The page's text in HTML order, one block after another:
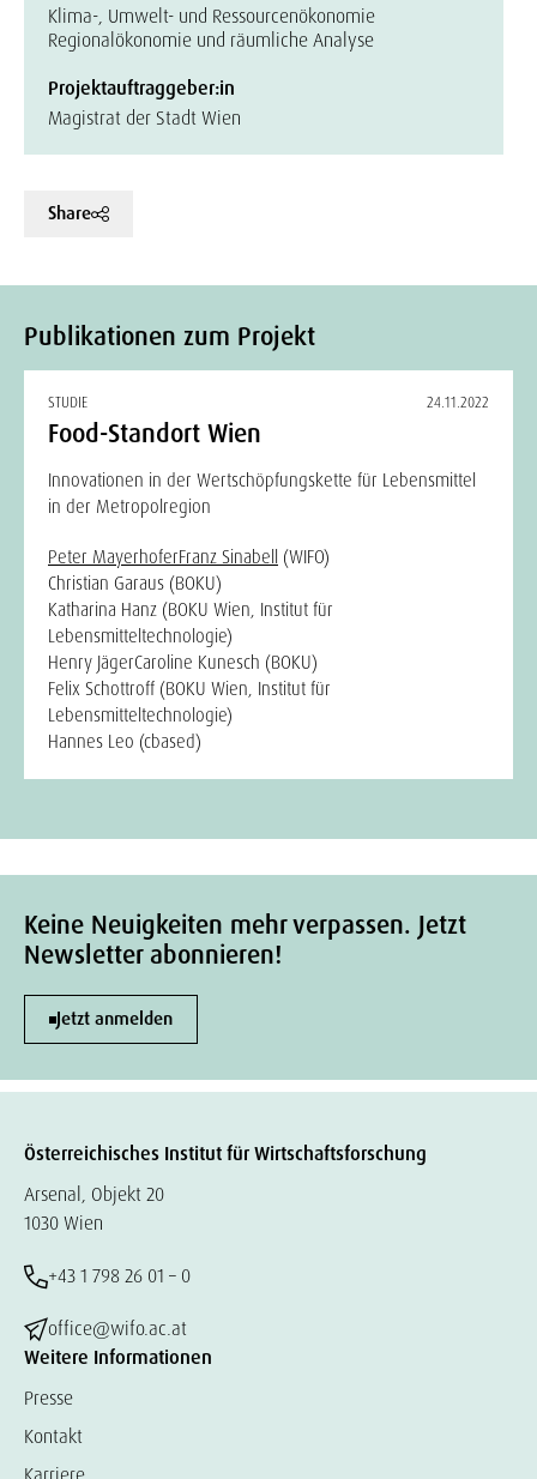
Klima-, Umwelt- und Ressourcenökonomie
Regionalökonomie und räumliche Analyse
Projektauftraggeber:in
Magistrat der Stadt Wien
Share
Publikationen zum Projekt
STUDIE 24.11.2022
Food-Standort Wien
Innovationen in der Wertschöpfungskette für Lebensmittel
in der Metropolregion
Peter MayerhoferFranz Sinabell (WIFO)
Christian Garaus (BOKU)
Katharina Hanz (BOKU Wien, Institut für
Lebensmitteltechnologie)
Henry JägerCaroline Kunesch (BOKU)
Felix Schottroff (BOKU Wien, Institut für
Lebensmitteltechnologie)
Hannes Leo (cbased)
Keine Neuigkeiten mehr verpassen. Jetzt
Newsletter abonnieren!
Jetzt anmelden
Österreichisches Institut für Wirtschaftsforschung
Arsenal, Objekt 20
1030 Wien
+43 1 798 26 01 – 0
office@wifo.ac.at
Weitere Informationen
Presse
Kontakt